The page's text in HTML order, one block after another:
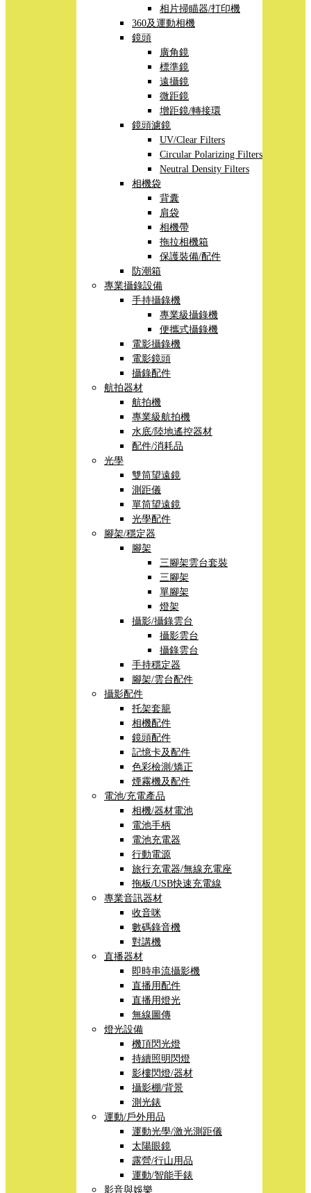
相片掃瞄器/打印機
360及運動相機
鏡頭
廣角鏡
標準鏡
遠攝鏡
微距鏡
增距鏡/轉接環
鏡頭濾鏡
UV/Clear Filters
Circular Polarizing Filters
Neutral Density Filters
相機袋
背囊
肩袋
相機帶
拖拉相機箱
保護裝備/配件
防潮箱
專業攝錄設備
手持攝錄機
專業級攝錄機
便攜式攝錄機
電影攝錄機
電影鏡頭
攝錄配件
航拍器材
航拍機
專業級航拍機
水底/陸地遙控器材
配件/消耗品
光學
雙筒望遠鏡
測距儀
單筒望遠鏡
光學配件
腳架/穩定器
腳架
三腳架雲台套裝
三腳架
單腳架
燈架
攝影/攝錄雲台
攝影雲台
攝錄雲台
手持穩定器
腳架/雲台配件
攝影配件
托架套籠
相機配件
鏡頭配件
記憶卡及配件
色彩檢測/矯正
煙霧機及配件
電池/充電產品
相機/器材電池
電池手柄
電池充電器
行動電源
旅行充電器/無線充電座
拖板/USB快速充電線
專業音訊器材
收音咪
數碼錄音機
對講機
直播器材
即時串流攝影機
直播用配件
直播用燈光
無線圖傳
燈光設備
機頂閃光燈
持續照明閃燈
影樓閃燈/器材
攝影棚/背景
測光錶
運動/戶外用品
運動光學/激光測距儀
太陽眼鏡
露營/行山用品
運動/智能手錶
影音與娛樂